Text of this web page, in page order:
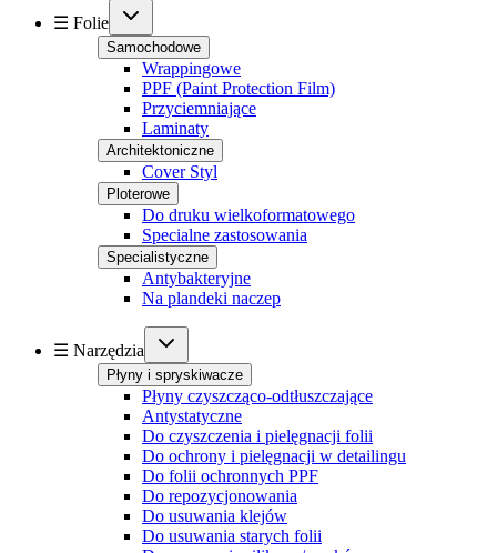
☰ Folie
Samochodowe
Wrappingowe
PPF (Paint Protection Film)
Przyciemniające
Laminaty
Architektoniczne
Cover Styl
Ploterowe
Do druku wielkoformatowego
Specialne zastosowania
Specialistyczne
Antybakteryjne
Na plandeki naczep
☰ Narzędzia
Płyny i spryskiwacze
Płyny czyszcząco-odtłuszczające
Antystatyczne
Do czyszczenia i pielęgnacji folii
Do ochrony i pielęgnacji w detailingu
Do folii ochronnych PPF
Do repozycjonowania
Do usuwania klejów
Do usuwania starych folii